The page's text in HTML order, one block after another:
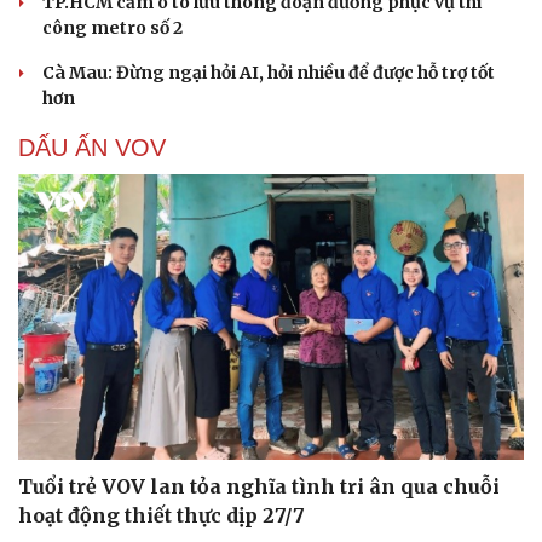
công metro số 2
Cà Mau: Đừng ngại hỏi AI, hỏi nhiều để được hỗ trợ tốt
hơn
DẤU ẤN VOV
Tuổi trẻ VOV lan tỏa nghĩa tình tri ân qua chuỗi
hoạt động thiết thực dịp 27/7